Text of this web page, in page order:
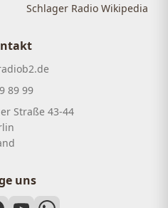
Schlager Radio Wikipedia
89 99
Straße 43-44
uns